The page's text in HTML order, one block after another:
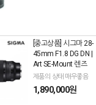
[중고상품] 시그마 28-
45mm F1.8 DG DN |
Art SE-Mount 렌즈
제품의 상태 매우좋음
1,890,000원